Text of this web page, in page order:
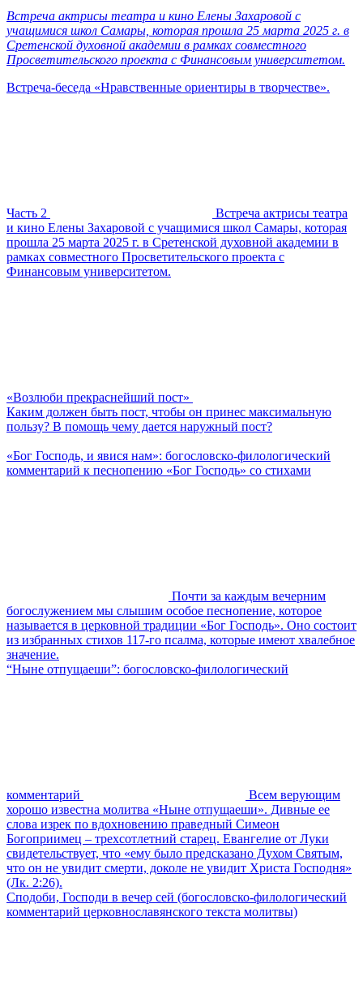
Встреча актрисы театра и кино Елены Захаровой с
учащимися школ Самары, которая прошла 25 марта 2025 г. в
Сретенской духовной академии в рамках совместного
Просветительского проекта с Финансовым университетом.
Встреча-беседа «Нравственные ориентиры в творчестве».
Часть 2
Встреча актрисы театра
и кино Елены Захаровой с учащимися школ Самары, которая
прошла 25 марта 2025 г. в Сретенской духовной академии в
рамках совместного Просветительского проекта с
Финансовым университетом.
«Возлюби прекраснейший пост»
Каким должен быть пост, чтобы он принес максимальную
пользу? В помощь чему дается наружный пост?
«Бог Господь, и явися нам»: богословско-филологический
комментарий к песнопению «Бог Господь» со стихами
Почти за каждым вечерним
богослужением мы слышим особое песнопение, которое
называется в церковной традиции «Бог Господь». Оно состоит
из избранных стихов 117-го псалма, которые имеют хвалебное
значение.
“Ныне отпущаеши”: богословско-филологический
комментарий
Всем верующим
хорошо известна молитва «Ныне отпущаеши». Дивные ее
слова изрек по вдохновению праведный Симеон
Богоприимец – трехсотлетний старец. Евангелие от Луки
свидетельствует, что «ему было предсказано Духом Святым,
что он не увидит смерти, доколе не увидит Христа Господня»
(Лк. 2:26).
Сподоби, Господи в вечер сей (богословско-филологический
комментарий церковнославянского текста молитвы)